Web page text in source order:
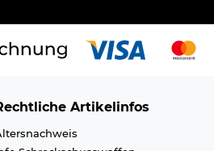
Artikelinfos